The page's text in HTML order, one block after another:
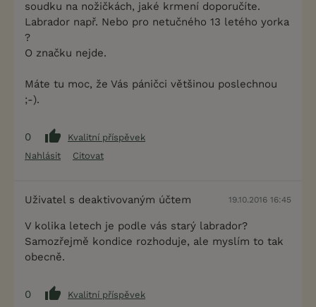
soudku na nožičkách, jaké krmení doporučíte.
Labrador např. Nebo pro netučného 13 letého yorka
?
O značku nejde.
Máte tu moc, že Vás páničci většinou poslechnou
;-).
0
Kvalitní příspěvek
Nahlásit
Citovat
Uživatel s deaktivovaným účtem 19.10.2016 16:45
V kolika letech je podle vás starý labrador?
Samozřejmě kondice rozhoduje, ale myslím to tak
obecně.
0
Kvalitní příspěvek